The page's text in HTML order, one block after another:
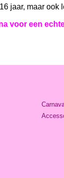
jaar, maar
voor een